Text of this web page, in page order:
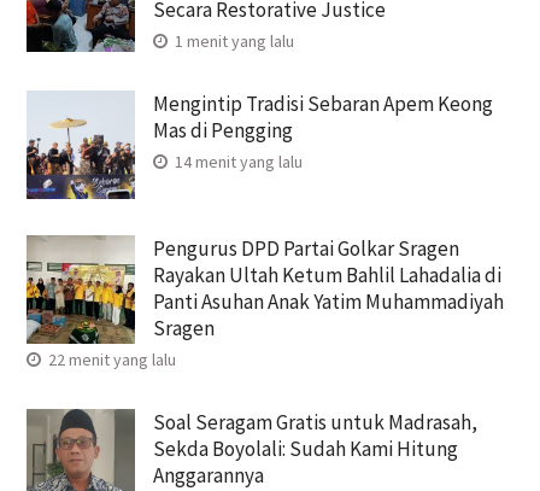
Secara Restorative Justice
1 menit yang lalu
Mengintip Tradisi Sebaran Apem Keong
Mas di Pengging
14 menit yang lalu
Pengurus DPD Partai Golkar Sragen
Rayakan Ultah Ketum Bahlil Lahadalia di
Panti Asuhan Anak Yatim Muhammadiyah
Sragen
22 menit yang lalu
Soal Seragam Gratis untuk Madrasah,
Sekda Boyolali: Sudah Kami Hitung
Anggarannya